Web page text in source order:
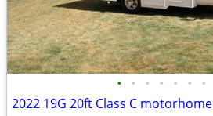
• • • • • • •
2022 19G 20ft Class C motorhome